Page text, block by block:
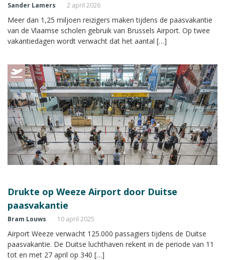
Sander Lamers 2 april 2026
Meer dan 1,25 miljoen reizigers maken tijdens de paasvakantie
van de Vlaamse scholen gebruik van Brussels Airport. Op twee
vakantiedagen wordt verwacht dat het aantal […]
Drukte op Weeze Airport door Duitse
paasvakantie
Bram Louws 10 april 2025
Airport Weeze verwacht 125.000 passagiers tijdens de Duitse
paasvakantie. De Duitse luchthaven rekent in de periode van 11
tot en met 27 april op 340 […]